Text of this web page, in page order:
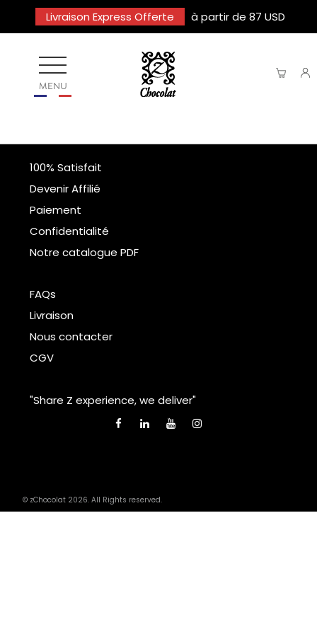
Livraison Express Offerte à partir de 87 USD
MENU
100% Satisfait
Devenir Affilié
Paiement
Confidentialité
Notre catalogue PDF
FAQs
Livraison
Nous contacter
CGV
"Share Z experience, we deliver"
© zChocolat 2026. All Rights reserved.